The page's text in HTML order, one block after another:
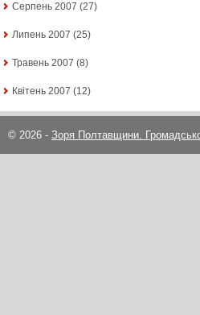
Серпень 2007 (27)
Липень 2007 (25)
Травень 2007 (8)
Квітень 2007 (12)
© 2026 - Зоря Полтавщини.